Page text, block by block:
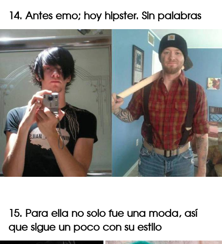
14. Antes emo; hoy hipster. Sin palabras
15. Para ella no solo fue una moda, así
que sigue un poco con su estilo